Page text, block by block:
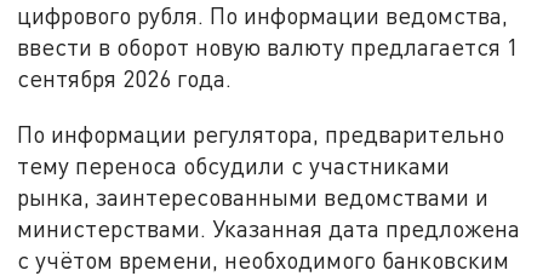
цифрового рубля. По информации ведомства,
ввести в оборот новую валюту предлагается 1
сентября 2026 года.
По информации регулятора, предварительно
тему переноса обсудили с участниками
рынка, заинтересованными ведомствами и
министерствами. Указанная дата предложена
с учётом времени, необходимого банковским